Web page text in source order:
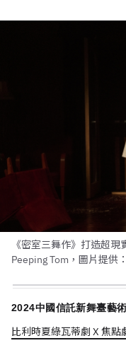
《密室三舞作》打造超
Peeping Tom，圖片提供
2024中國信託新舞臺藝
比利時夏綠瓦蒂劇 X 焦點